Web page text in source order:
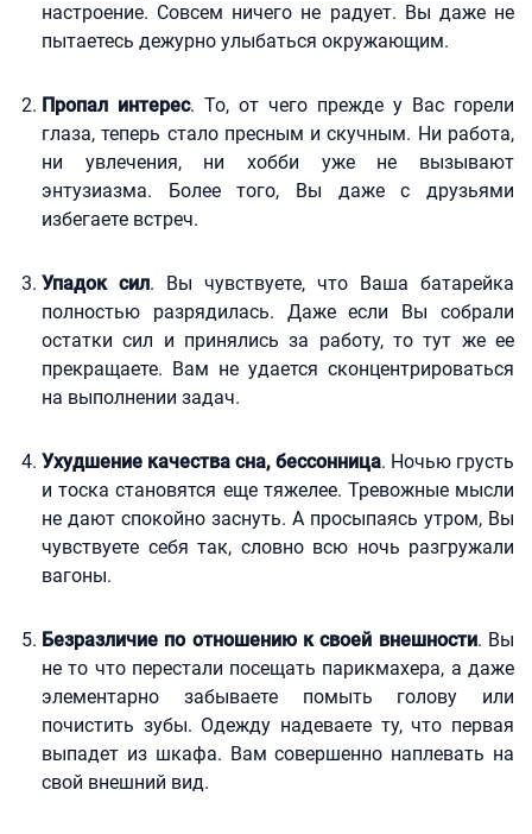
настроение. Совсем ничего не радует. Вы даже не
пытаетесь дежурно улыбаться окружающим.
Пропал интерес. То, от чего прежде у Вас горели
глаза, теперь стало пресным и скучным. Ни работа,
ни увлечения, ни хобби уже не вызывают
энтузиазма. Более того, Вы даже с друзьями
избегаете встреч.
Упадок сил. Вы чувствуете, что Ваша батарейка
полностью разрядилась. Даже если Вы собрали
остатки сил и принялись за работу, то тут же ее
прекращаете. Вам не удается сконцентрироваться
на выполнении задач.
Ухудшение качества сна, бессонница. Ночью грусть
и тоска становятся еще тяжелее. Тревожные мысли
не дают спокойно заснуть. А просыпаясь утром, Вы
чувствуете себя так, словно всю ночь разгружали
вагоны.
Безразличие по отношению к своей внешности. Вы
не то что перестали посещать парикмахера, а даже
элементарно забываете помыть голову или
почистить зубы. Одежду надеваете ту, что первая
выпадет из шкафа. Вам совершенно наплевать на
свой внешний вид.